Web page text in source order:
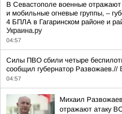
В Севастополе военные
и мобильные огневые группы, –
4 БПЛА в Гагаринском районе и
Украина.ру
04:57
Силы ПВО сбили четыре
сообщил губернатор Развожаев.//
04:57
Михаил
отражают атаку